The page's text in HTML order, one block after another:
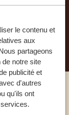
le contenu et
aux
partageons
notre site
publicité et
d'autres
qu'ils ont